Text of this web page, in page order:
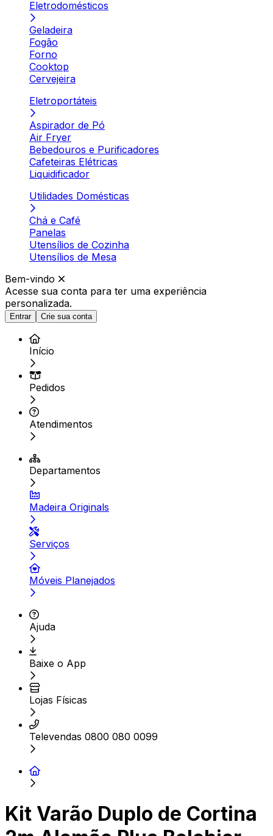
Eletrodomésticos
Geladeira
Fogão
Forno
Cooktop
Cervejeira
Eletroportáteis
Aspirador de Pó
Air Fryer
Bebedouros e Purificadores
Cafeteiras Elétricas
Liquidificador
Utilidades Domésticas
Chá e Café
Panelas
Utensílios de Cozinha
Utensílios de Mesa
Bem-vindo
Acesse sua conta para ter uma experiência
personalizada.
Entrar Crie sua conta
Início
Pedidos
Atendimentos
Departamentos
Madeira Originals
Serviços
Móveis Planejados
Ajuda
Baixe o App
Lojas Físicas
Televendas 0800 080 0099
Kit Varão Duplo de Cortina